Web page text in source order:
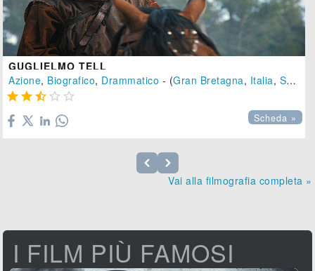
GUGLIELMO TELL
Azione, Biografico, Drammatico - (Gran Bretagna, Italia, Svizzera
    
Scheda »
Vai alla filmografia completa »
I FILM PIÙ FAMOSI